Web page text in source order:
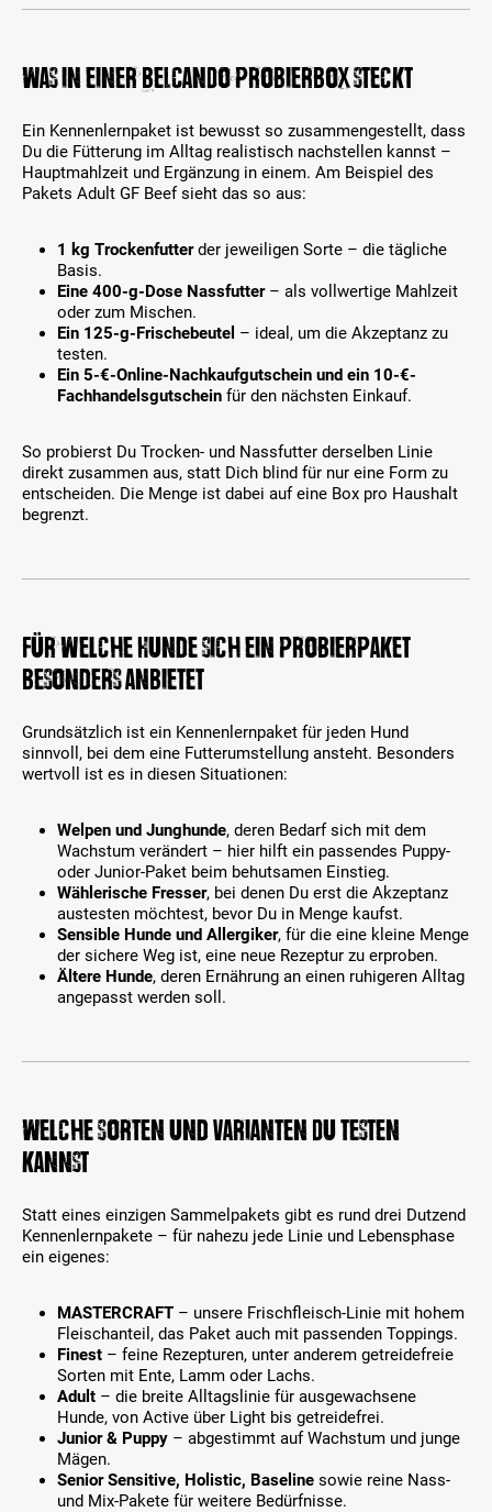
Was in einer BELCANDO Probierbox steckt
Ein Kennenlernpaket ist bewusst so zusammengestellt, dass
Du die Fütterung im Alltag realistisch nachstellen kannst –
Hauptmahlzeit und Ergänzung in einem. Am Beispiel des
Pakets Adult GF Beef sieht das so aus:
1 kg Trockenfutterder jeweiligen Sorte – die tägliche
Basis.
Eine 400-g-Dose Nassfutter– als vollwertige Mahlzeit
oder zum Mischen.
Ein 125-g-Frischebeutel – ideal, um die Akzeptanz zu
testen.
Ein 5-€-Online-Nachkaufgutschein und ein 10-€-
Fachhandelsgutschein für den nächsten Einkauf.
So probierst Du Trocken- und Nassfutter derselben Linie
direkt zusammen aus, statt Dich blind für nur eine Form zu
entscheiden. Die Menge ist dabei auf eine Box pro Haushalt
begrenzt.
Für welche Hunde sich ein Probierpaket
besonders anbietet
Grundsätzlich ist ein Kennenlernpaket für jeden Hund
sinnvoll, bei dem eine Futterumstellung ansteht. Besonders
wertvoll ist es in diesen Situationen:
Welpen und Junghunde, deren Bedarf sich mit dem
Wachstum verändert – hier hilft ein passendes Puppy-
oder Junior-Paket beim behutsamen Einstieg.
Wählerische Fresser, bei denen Du erst die Akzeptanz
austesten möchtest, bevor Du in Menge kaufst.
Sensible Hunde und Allergiker, für die eine kleine Menge
der sichere Weg ist, eine neue Rezeptur zu erproben.
Ältere Hunde, deren Ernährung an einen ruhigeren Alltag
angepasst werden soll.
Welche Sorten und Varianten Du testen
kannst
Statt eines einzigen Sammelpakets gibt es rund drei Dutzend
Kennenlernpakete – für nahezu jede Linie und Lebensphase
ein eigenes:
MASTERCRAFT – unsere Frischfleisch-Linie mit hohem
Fleischanteil, das Paket auch mit passenden Toppings.
Finest – feine Rezepturen, unter anderem getreidefreie
Sorten mit Ente, Lamm oder Lachs.
Adult – die breite Alltagslinie für ausgewachsene
Hunde, von Active über Light bis getreidefrei.
Junior & Puppy – abgestimmt auf Wachstum und junge
Mägen.
Senior Sensitive, Holistic, Baseline sowie reine Nass-
und Mix-Pakete für weitere Bedürfnisse.